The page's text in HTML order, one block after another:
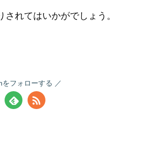
れてはいかがでしょう。
フォローする